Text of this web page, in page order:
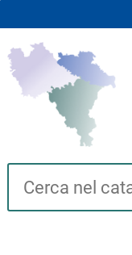
Cerca su "Catalogo"